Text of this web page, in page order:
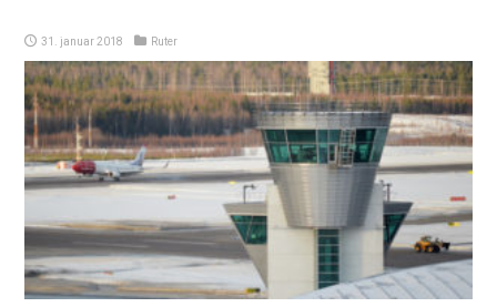
31. januar 2018 Ruter